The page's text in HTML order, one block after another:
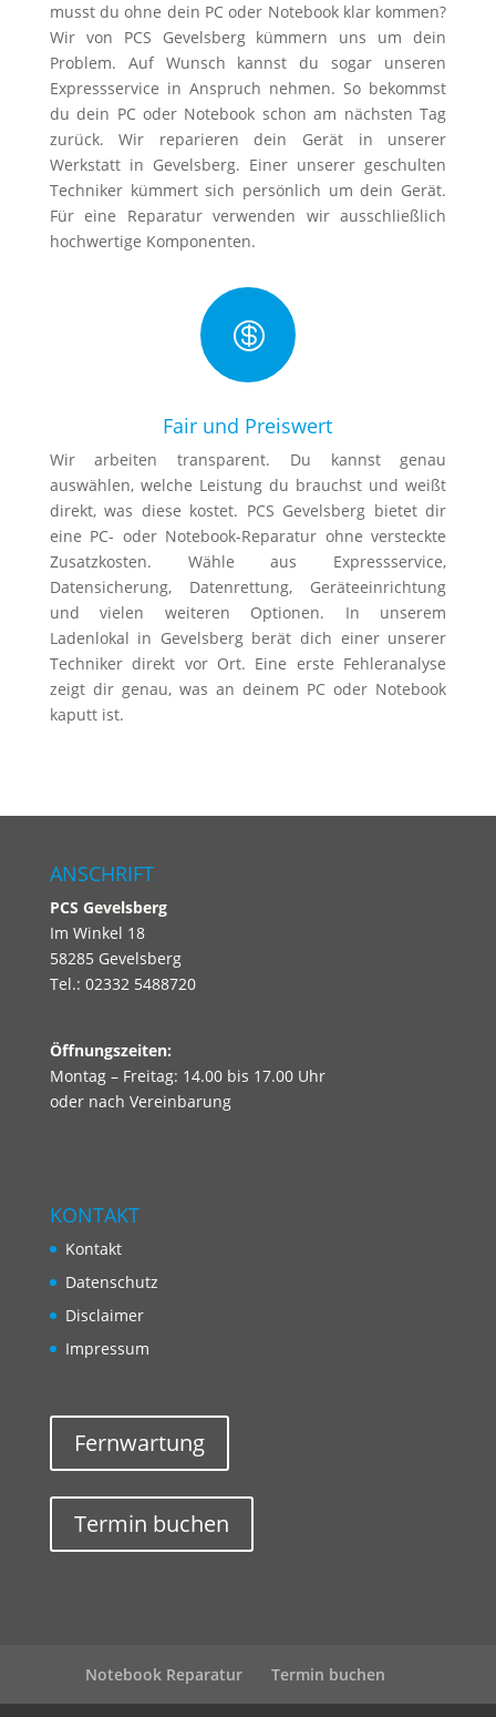
musst du ohne dein PC oder Notebook klar kommen?
Wir von PCS Gevelsberg kümmern uns um dein
Problem. Auf Wunsch kannst du sogar unseren
Expressservice in Anspruch nehmen. So bekommst
du dein PC oder Notebook schon am nächsten Tag
zurück. Wir reparieren dein Gerät in unserer
Werkstatt in Gevelsberg. Einer unserer geschulten
Techniker kümmert sich persönlich um dein Gerät.
Für eine Reparatur verwenden wir ausschließlich
hochwertige Komponenten.

Fair und Preiswert
Wir arbeiten transparent. Du kannst genau
auswählen, welche Leistung du brauchst und weißt
direkt, was diese kostet. PCS Gevelsberg bietet dir
eine PC- oder Notebook-Reparatur ohne versteckte
Zusatzkosten. Wähle aus Expressservice,
Datensicherung, Datenrettung, Geräteeinrichtung
und vielen weiteren Optionen. In unserem
Ladenlokal in Gevelsberg berät dich einer unserer
Techniker direkt vor Ort. Eine erste Fehleranalyse
zeigt dir genau, was an deinem PC oder Notebook
kaputt ist.
ANSCHRIFT
PCS Gevelsberg
Im Winkel 18
58285 Gevelsberg
Tel.: 02332 5488720
Öffnungszeiten:
Montag – Freitag: 14.00 bis 17.00 Uhr
oder nach Vereinbarung
KONTAKT
Kontakt
Datenschutz
Disclaimer
Impressum
Fernwartung
Termin buchen
Notebook Reparatur Termin buchen